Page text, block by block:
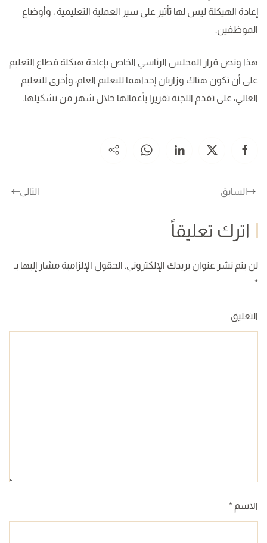
إعادة الهيكلة ليس لها تأثير على سير العملية التعليمية ، وأوضاع
الموظفين.
هذا ونص قرار المجلس الرئاسي الخاص بإعادة هيكلة قطاع التعليم
على أن تكون هناك وزارتان إحداهما للتعليم العام، وأخرى للتعليم
العالي، على تقدم اللجنة تقريرا بأعمالها خلال شهر من تشكيلها.
السابق التالي
اترك تعليقاً
لن يتم نشر عنوان بريدك الإلكتروني. الحقول الإلزامية مشار إليها بـ
*
التعليق
الاسم *